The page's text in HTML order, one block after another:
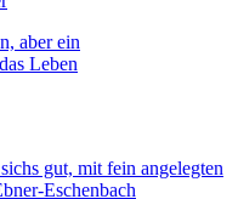
aber ein
Leben